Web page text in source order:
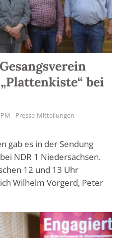
bei
PM - Presse-Mitteilungen
gab es in der Sendung
NDR 1 Niedersachsen.
12 und 13 Uhr
Wilhelm Vorgerd, Peter